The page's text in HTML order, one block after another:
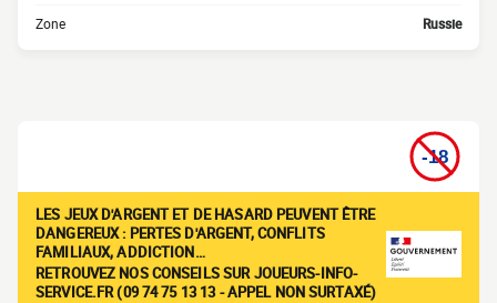
Zone Russie
LES JEUX D'ARGENT ET DE HASARD PEUVENT ÊTRE
DANGEREUX : PERTES D'ARGENT, CONFLITS
FAMILIAUX, ADDICTION…
RETROUVEZ NOS CONSEILS SUR JOUEURS-INFO-
SERVICE.FR (09 74 75 13 13 - APPEL NON SURTAXÉ)